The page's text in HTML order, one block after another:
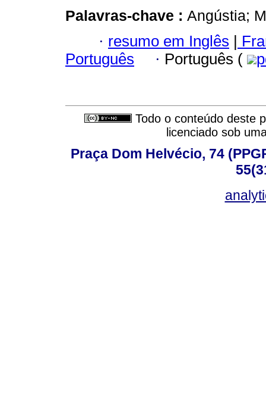
Palavras-chave : Angústia;
· resumo em Inglês |
Português
· Português (
Todo o conteúdo deste
licenciado sob
Praça Dom Helvécio, 74